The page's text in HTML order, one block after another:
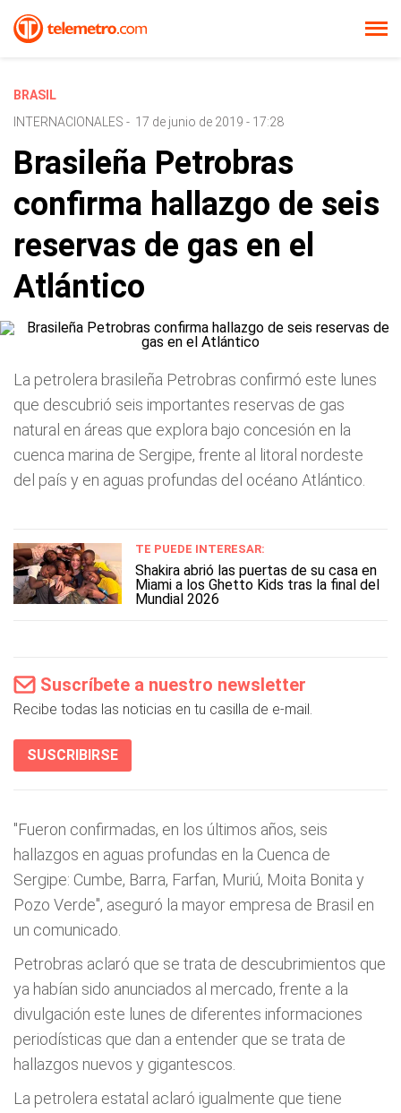
BRASIL
INTERNACIONALES - 17 de junio de 2019 - 17:28
Brasileña Petrobras
confirma hallazgo de seis
reservas de gas en el
Atlántico
La petrolera brasileña Petrobras confirmó este lunes
que descubrió seis importantes reservas de gas
natural en áreas que explora bajo concesión en la
cuenca marina de Sergipe, frente al litoral nordeste
del país y en aguas profundas del océano Atlántico.
TE PUEDE INTERESAR:
Shakira abrió las puertas de su casa en
Miami a los Ghetto Kids tras la final del
Mundial 2026
Suscríbete a nuestro newsletter
Recibe todas las noticias en tu casilla de e-mail.
SUSCRIBIRSE
"Fueron confirmadas, en los últimos años, seis
hallazgos en aguas profundas en la Cuenca de
Sergipe: Cumbe, Barra, Farfan, Muriú, Moita Bonita y
Pozo Verde", aseguró la mayor empresa de Brasil en
un comunicado.
Petrobras aclaró que se trata de descubrimientos que
ya habían sido anunciados al mercado, frente a la
divulgación este lunes de diferentes informaciones
periodísticas que dan a entender que se trata de
hallazgos nuevos y gigantescos.
La petrolera estatal aclaró igualmente que tiene